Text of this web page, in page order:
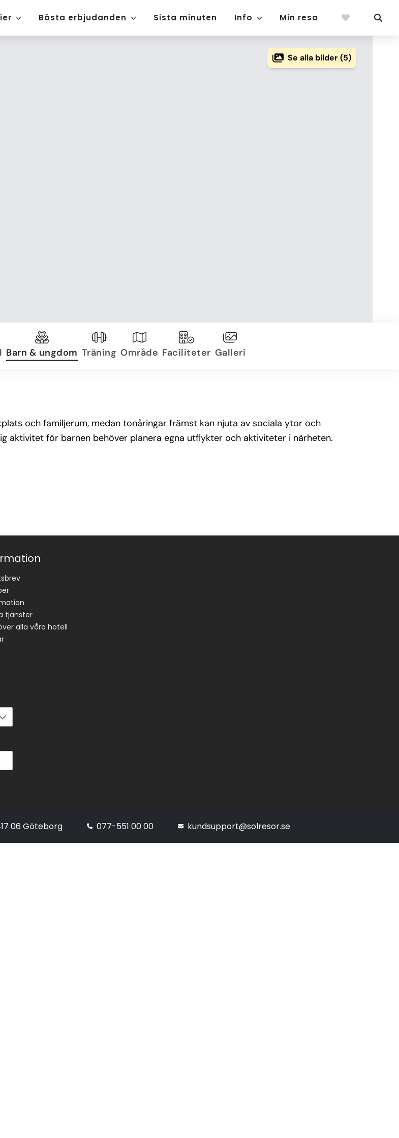
Bästa erbjudanden Sista minuten Info Min resa
Se alla bilder (5)
Barn & ungdom Träning Område Faciliteter Galleri
och familjerum, medan tonåringar främst kan njuta av sociala ytor och
aktivitet för barnen behöver planera egna utflykter och aktiviteter i närheten.
tjänster
alla våra hotell
06 Göteborg 077-551 00 00 kundsupport@solresor.se